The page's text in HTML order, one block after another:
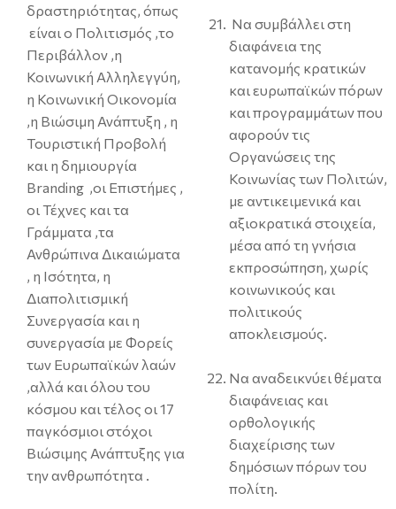
δραστηριότητας, όπως
είναι ο Πολιτισμός ,το
Περιβάλλον ,η
Κοινωνική Αλληλεγγύη,
η Κοινωνική Οικονομία
,η Βιώσιμη Ανάπτυξη , η
Τουριστική Προβολή
και η δημιουργία
Branding ,οι Επιστήμες ,
οι Τέχνες και τα
Γράμματα ,τα
Ανθρώπινα Δικαιώματα
, η Ισότητα, η
Διαπολιτισμική
Συνεργασία και η
συνεργασία με Φορείς
των Ευρωπαϊκών λαών
,αλλά και όλου του
κόσμου και τέλος οι 17
παγκόσμιοι στόχοι
Βιώσιμης Ανάπτυξης για
την ανθρωπότητα .
Να συμβάλλει στη
διαφάνεια της
κατανομής κρατικών
και ευρωπαϊκών πόρων
και προγραμμάτων που
αφορούν τις
Οργανώσεις της
Κοινωνίας των Πολιτών,
με αντικειμενικά και
αξιοκρατικά στοιχεία,
μέσα από τη γνήσια
εκπροσώπηση, χωρίς
κοινωνικούς και
πολιτικούς
αποκλεισμούς.
Να αναδεικνύει θέματα
διαφάνειας και
ορθολογικής
διαχείρισης των
δημόσιων πόρων του
πολίτη.